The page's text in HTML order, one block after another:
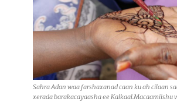
Sahra Adan waa farshaxanad caan ku ah cilaan
xerada barakacayaasha ee Kalkaal.Macaamiishu